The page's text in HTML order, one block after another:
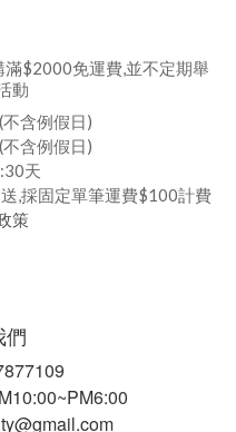
$2000免運費,並不定期舉
動
含例假日)
含例假日)
天
,採固定單筆運費$100計費
策
們